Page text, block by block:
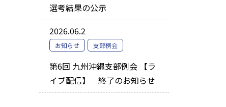
選考結果の公示
2026.06.2
お知らせ 支部例会
第6回 九州沖縄支部例会 【ラ
イブ配信】 終了のお知らせ